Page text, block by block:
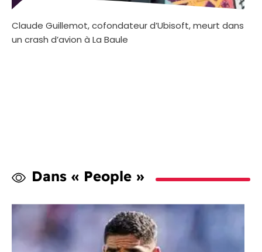
Claude Guillemot, cofondateur d’Ubisoft, meurt dans
un crash d’avion à La Baule
Dans « People »